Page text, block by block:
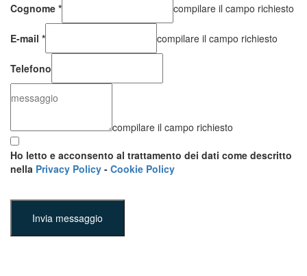
Cognome * compilare il campo richiesto
E-mail * compilare il campo richiesto
Telefono
compilare il campo richiesto
Ho letto e acconsento al trattamento dei dati come descritto
nella Privacy Policy - Cookie Policy
Invia messaggio